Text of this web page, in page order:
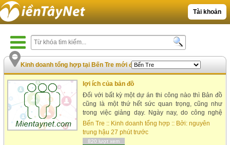
Tài khoản
Kinh doanh tổng hợp tại Bến Tre mới đăng |Xem nhiều nhất
lợi ích của bản đồ
Đối với bất kỳ một dự án thi công nào thì Bản đồ
cũng là một thứ hết sức quan trọng, cũng như
trong việc giảng dạy. Ngày nay, do công nghệ
phát triển rất cao, tỉ lệ đo đạt, xác định vị trí đã làm
lên một một tầm phát triển mớ...
Bến Tre :: Kinh doanh tổng hợp :: Bởi:nguyên
trung hậu 27 phút trước
820 lượt xem